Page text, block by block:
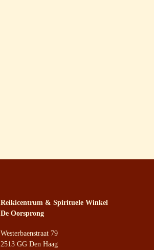
Reikicentrum & Spirituele Winkel
De Oorsprong
Westerbaenstraat 79
2513 GG Den Haag